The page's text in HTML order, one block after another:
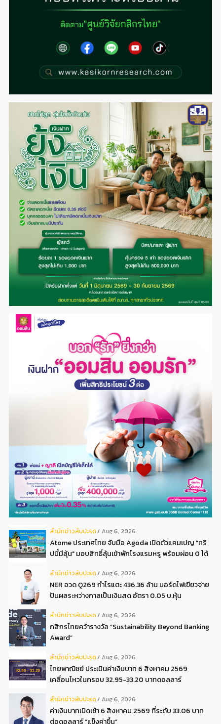
สํานักข่าวสับปะรด Aug 6, 2026
Atome ประเทศไทย จับมือ Agoda เปิดตัวแคมเปญ "ทริ
ปนี้มีลุ้น" มอบสิทธิ์ลุ้นเข้าพักโรงแรมหรู พร้อมผ่อน 0 ได้
สํานักข่าวสับปะรด Aug 6, 2026
NER อวด Q269 กำไรแตะ 436.36 ล้าน บอร์ดไฟเขียวจ่าย
ปันผลระหว่างกาลเป็นเงินสด อัตรา 0.05 บ.หุ้น
สํานักข่าวสับปะรด Aug 6, 2026
กสิกรไทยคว้ารางวัล “Sustainability Beyond Banking
Award”
สํานักข่าวสับปะรด Aug 6, 2026
ไทยพาณิชย์ ประเมินค่าเงินบาท 6 สิงหาคม 2569
เคลื่อนไหวในกรอบ 32.95-33.20 บาทดอลลาร์
สํานักข่าวสับปะรด Aug 6, 2026
ค่าเงินบาทเปิดเช้า 6 สิงหาคม 2569 ที่ระดับ 33.06 บาท
ต่อดอลลาร์ “แข็งค่าขึ้น”